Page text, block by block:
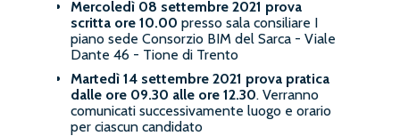
Mercoledì 08 settembre 2021 prova
scritta ore 10.00 presso sala consiliare I
piano sede Consorzio BIM del Sarca - Viale
Dante 46 - Tione di Trento
Martedì 14 settembre 2021 prova pratica
dalle ore 09.30 alle ore 12.30. Verranno
comunicati successivamente luogo e orario
per ciascun candidato